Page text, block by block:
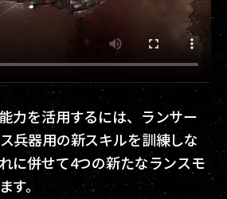
力を活用するには、ランサー
兵器用の新スキルを訓練しな
に併せて4つの新たなランスモ
す。